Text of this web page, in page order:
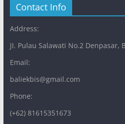
Contact Info
Address:
JI. Pulau Salawati No.2 Denpasar,
Email:
baliekbis@gmail.com
Phone:
(+62) 81615351673